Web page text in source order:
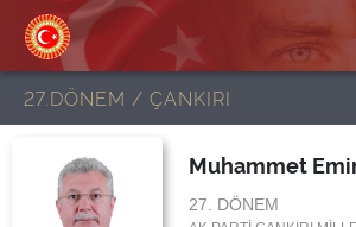
27.DÖNEM / ÇANKIRI
Muhammet
27. DÖNEM